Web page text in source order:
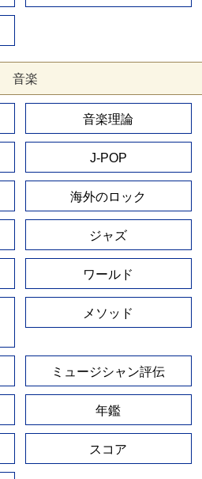
音楽
音楽理論
J-POP
海外のロック
ジャズ
ワールド
メソッド
ミュージシャン評伝
年鑑
スコア